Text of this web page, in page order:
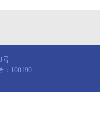
号
100190